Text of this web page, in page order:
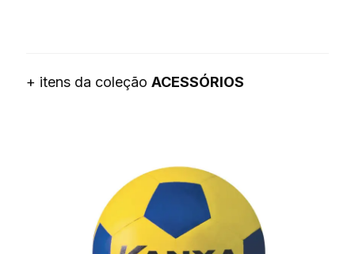
+ itens da coleção ACESSÓRIOS